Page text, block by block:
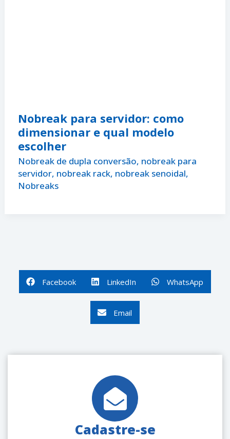
Nobreak para servidor: como
dimensionar e qual modelo
escolher
Nobreak de dupla conversão, nobreak para
servidor, nobreak rack, nobreak senoidal,
Nobreaks
Facebook LinkedIn WhatsApp
Email
Cadastre-se